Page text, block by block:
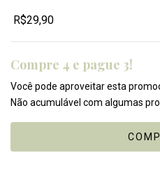
R$29,90
Compre 4 e pague 3!
Você pode aproveitar esta
Não acumulável com algumas